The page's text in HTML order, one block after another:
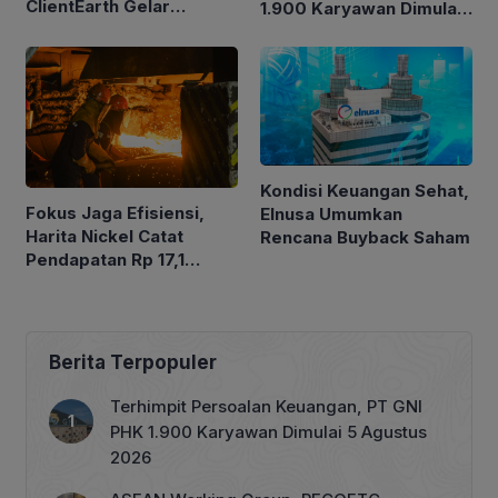
ClientEarth Gelar
untuk Memperkuat Tata
Kelola Perhutanan Sosial
1.900 Karyawan Dimulai
Fokus Jaga Efisiensi,
Harita Nickel Catat
Pendapatan Rp 17,1
Kondisi Keuangan Sehat,
Elnusa Umumkan
Rencana Buyback Saham
Berita Terpopuler
Terhimpit Persoalan Keuangan, PT GNI
PHK 1.900 Karyawan Dimulai 5 Agustus
2026